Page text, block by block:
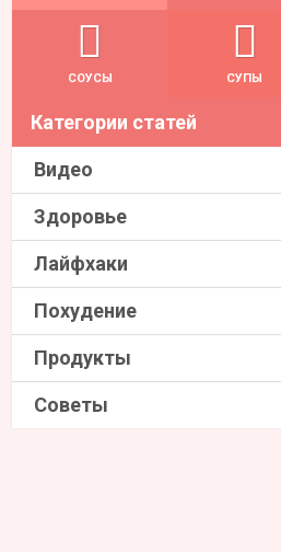
СОУСЫ СУПЫ
Категории статей
Видео
Здоровье
Лайфхаки
Похудение
Продукты
Советы